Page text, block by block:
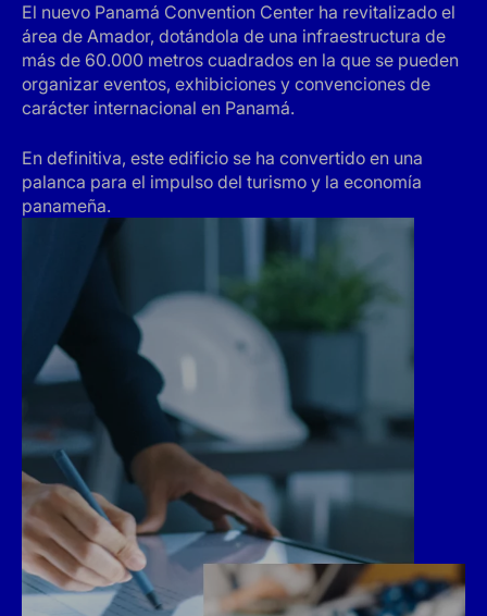
El nuevo Panamá Convention Center ha revitalizado el
área de Amador, dotándola de una infraestructura de
más de 60.000 metros cuadrados en la que se pueden
organizar eventos, exhibiciones y convenciones de
carácter internacional en Panamá.
En definitiva, este edificio se ha convertido en una
palanca para el impulso del turismo y la economía
panameña.